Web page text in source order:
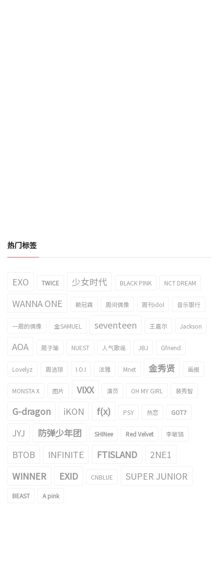
热门标签
EXO TWICE 少女时代 BLACK PINK NCT DREAM
WANNA ONE 赖冠霖 周间偶像 周刊idol 音乐银行
一周的偶像 金SAMUEL seventeen 王嘉尔 Jackson
AOA 周子瑜 NUEST 人气歌谣 JBJ Gfriend
Lovelyz 周洁琼 I.O.I 泫雅 Mnet 金秀贤 画报
MONSTA X 图片 VIXX 演员 OH MY GIRL 裴秀智
G-dragon iKON f(x) PSY 热恋 GOT7
JYJ 防弹少年团 SHINee Red Velvet 李敏镐
BTOB INFINITE FTISLAND
2NE1
WINNER
EXID CNBLUE SUPER JUNIOR
BEAST A pink